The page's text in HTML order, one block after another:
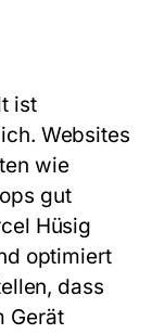
ist
Websites
wie
gut
Hüsig
optimiert
dass
Gerät